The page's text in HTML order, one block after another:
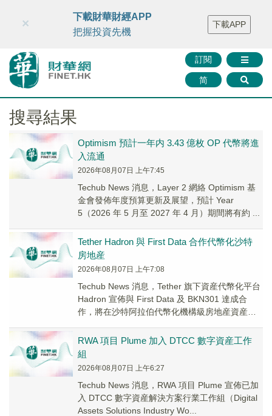
財華智庫網 FINTV FINMETA 財華證券 媒體矩陣
智庫沙龍
聯絡我們
訂閱
简
×
下載財華財經APP
把握投資先機
下載APP
搜尋結果
Optimism 預計一年内 3.43 億枚 OP 代幣將進
入流通
2026年08月07日 上午7:45
Techub News 消息，Layer 2 網絡 Optimism 基
金會發佈年度預算更新及展望，預計 Year
5（2026 年 5 月至 2027 年 4 月）期間將有約 ...
Tether Hadron 與 First Data 合作代幣化沙特
房地産
2026年08月07日 上午7:08
Techub News 消息，Tether 旗下資産代幣化平台
Hadron 宣佈與 First Data 及 BKN301 達成合
作，將在沙特阿拉伯代幣化機構級房地産資産。
RWA 項目 Plume 加入 DTCC 數字資産工作
組
2026年08月07日 上午6:27
Techub News 消息，RWA 項目 Plume 宣佈已加
入 DTCC 數字資産解決方案行業工作組（Digital
Assets Solutions Industry Wo...